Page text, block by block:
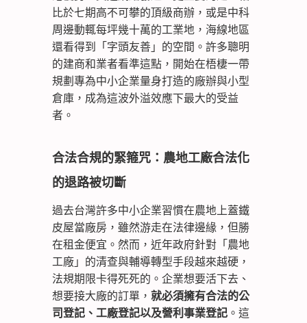
比於七期高不可攀的頂級商辦，或是中科
周邊動輒每坪幾十萬的工業地，海線地區
還看得到「字頭友善」的空間。許多聰明
的建商和業者看準這點，開始在梧棲一帶
規劃專為中小企業量身打造的廠辦與小型
倉庫，成為這波外溢效應下最大的受益
者。
合法合規的緊箍咒：農地工廠合法化
的退路被切斷
過去台灣許多中小企業習慣在農地上蓋鐵
皮屋當廠房，雖然游走在法律邊緣，但勝
在租金便宜。然而，近年政府針對「農地
工廠」的清查與輔導轉型手段越來越硬，
法規期限卡得死死的。企業想要活下去、
想要接大廠的訂單， 就必須擁有合法的公
司登記、工廠登記以及營利事業登記 。這